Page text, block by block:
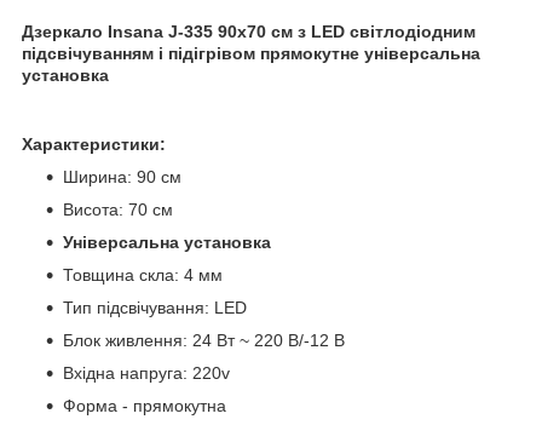
Дзеркало Insana J-335 90x70 см з LED світлодіодним
підсвічуванням і підігрівом прямокутне універсальна
установка
Характеристики:
Ширина: 90 см
Висота: 70 см
Універсальна установка
Товщина скла: 4 мм
Тип підсвічування: LED
Блок живлення: 24 Вт ~ 220 В/-12 В
Вхідна напруга: 220v
Форма - прямокутна